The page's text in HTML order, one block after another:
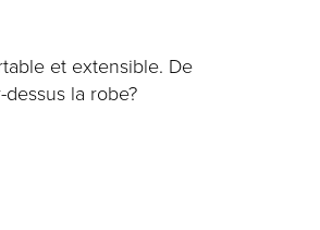
et extensible. De
la robe?